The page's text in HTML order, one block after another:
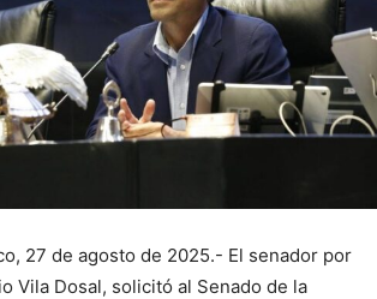
27 de agosto de 2025.- El senador por
Vila Dosal, solicitó al Senado de la